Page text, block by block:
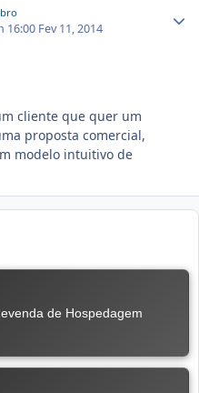
16:00 Fev 11, 2014
cliente que quer um
proposta comercial,
modelo intuitivo de